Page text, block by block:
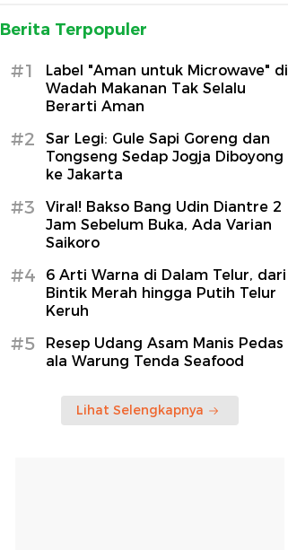
Berita Terpopuler
#1
Label "Aman untuk Microwave" di
Wadah Makanan Tak Selalu
Berarti Aman
#2
Sar Legi: Gule Sapi Goreng dan
Tongseng Sedap Jogja Diboyong
ke Jakarta
#3
Viral! Bakso Bang Udin Diantre 2
Jam Sebelum Buka, Ada Varian
Saikoro
#4
6 Arti Warna di Dalam Telur, dari
Bintik Merah hingga Putih Telur
Keruh
#5
Resep Udang Asam Manis Pedas
ala Warung Tenda Seafood
Lihat Selengkapnya